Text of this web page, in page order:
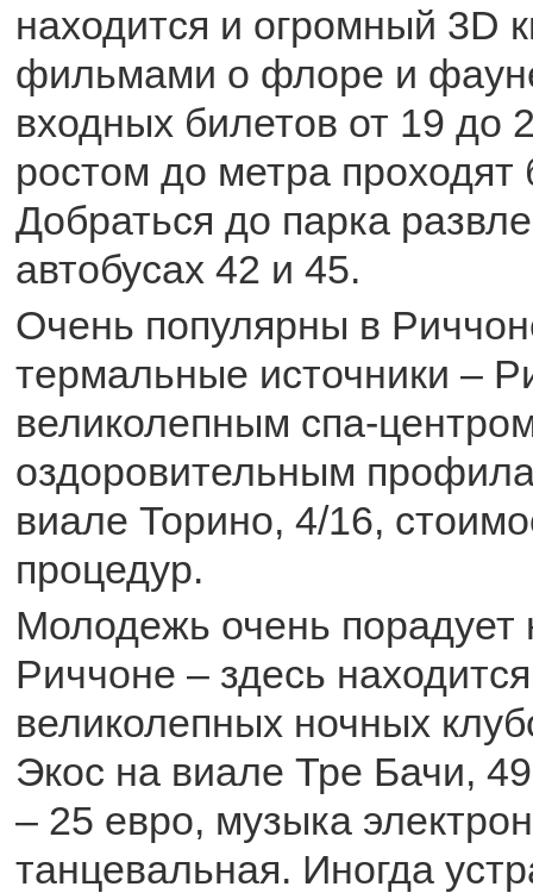
находится и огромный 3D
фильмами о флоре и
входных билетов от 19 до
ростом до метра проходят
Добраться до парка
автобусах 42 и 45.
Очень популярны в
термальные источники –
великолепным спа-
оздоровительным
виале Торино, 4/16,
процедур.
Молодежь очень порадует
Риччоне – здесь
великолепных ночных
Экос на виале Тре Бачи,
– 25 евро, музыка
танцевальная. Иногда